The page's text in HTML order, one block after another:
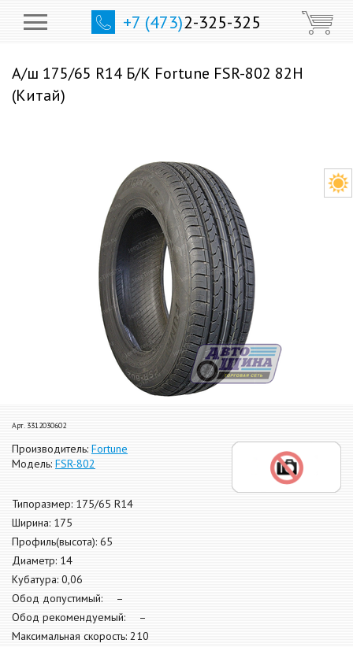
+7 (473)2-325-325
А/ш 175/65 R14 Б/К Fortune FSR-802 82H
(Китай)
Арт. 3312030602
Производитель: Fortune
Модель: FSR-802
Типоразмер: 175/65 R14
Ширина: 175
Профиль(высота): 65
Диаметр: 14
Кубатура: 0,06
Обод допустимый: –
Обод рекомендуемый: –
Максимальная скорость: 210